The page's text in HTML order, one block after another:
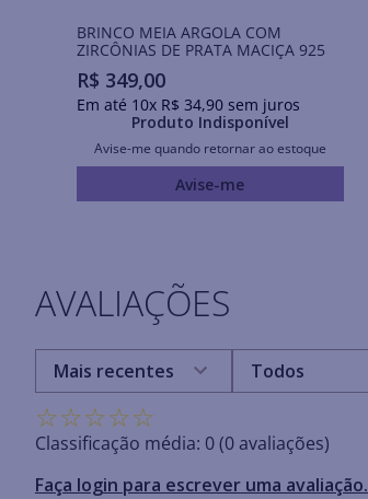
BRINCO MEIA ARGOLA COM
ZIRCÔNIAS DE PRATA MACIÇA 925
R$ 349,00
Em até 10x R$ 34,90sem juros
Produto Indisponível
Avise-me quando retornar ao estoque
Avise-me
AVALIAÇÕES
☆☆☆☆☆
Classificação média: 0(0 avaliações)
Faça login para escrever uma avaliação.
Mais recentes Todos